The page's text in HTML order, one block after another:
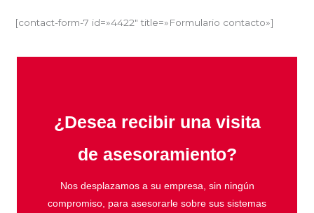
[contact-form-7 id=»4422″ title=»Formulario contacto»]
¿Desea recibir una visita
de asesoramiento?
Nos desplazamos a su empresa, sin ningún
compromiso, para asesorarle sobre sus sistemas